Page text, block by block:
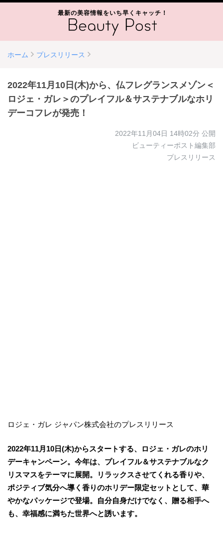
最新の美容情報をいち早くキャッチ！
ホーム プレスリリース
2022年11月10日(木)から、仏フレグランスメゾン＜
ロジェ・ガレ＞のプレイフル＆サステナブルなホリ
デーコフレが発売！
2022年11月04日 14時02分 公開
ビューティーポスト編集部
プレスリリース
ロジェ・ガレ ジャパン株式会社のプレスリリース
2022年11月10日(木)からスタートする、ロジェ・ガレのホリ
デーキャンペーン。今年は、プレイフル＆サステナブルなク
リスマスをテーマに展開。リラックスさせてくれる香りや、
ポジティブ気分へ導く香りのホリデー限定セットとして、華
やかなパッケージで登場。自分自身だけでなく、贈る相手へ
も、幸福感に満ちた世界へと誘います。